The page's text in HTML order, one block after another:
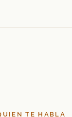
TE HABLA